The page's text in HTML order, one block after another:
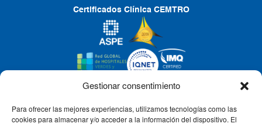
Gestionar consentimiento
Para ofrecer las mejores experiencias, utilizamos tecnologías como las
cookies para almacenar y/o acceder a la información del dispositivo. El
Certificados Clínica CEMTRO
CLÍNICA CEMTRO